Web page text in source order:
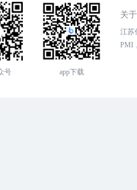
号 app下载
关
江苏
PMI